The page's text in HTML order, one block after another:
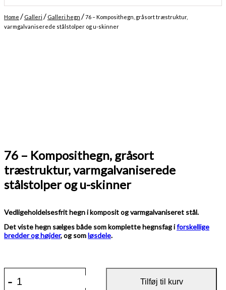
Home / Galleri / Galleri hegn /76 – Komposithegn, gråsort træstruktur,
varmgalvaniserede stålstolper og u-skinner
76 – Komposithegn, gråsort
træstruktur, varmgalvaniserede
stålstolper og u-skinner
Vedligeholdelsesfrit hegn i komposit og varmgalvaniseret stål.
Det viste hegn sælges både som komplette hegnsfag iforskellige
bredder og højder, og somløsdele.
- -
+
Tilføj til kurv